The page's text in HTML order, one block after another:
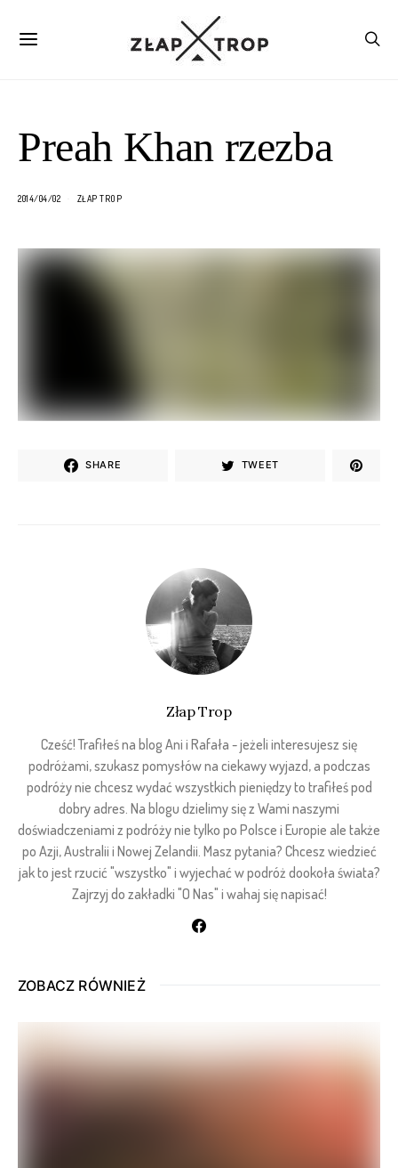
Preah Khan rzezba
2014/04/02 ZŁAP TROP
SHARE TWEET
Złap Trop
Cześć! Trafiłeś na blog Ani i Rafała - jeżeli interesujesz się
podróżami, szukasz pomysłów na ciekawy wyjazd, a podczas
podróży nie chcesz wydać wszystkich pieniędzy to trafiłeś pod
dobry adres. Na blogu dzielimy się z Wami naszymi
doświadczeniami z podróży nie tylko po Polsce i Europie ale także
po Azji, Australii i Nowej Zelandii. Masz pytania? Chcesz wiedzieć
jak to jest rzucić "wszystko" i wyjechać w podróż dookoła świata?
Zajrzyj do zakładki "O Nas" i wahaj się napisać!
ZOBACZ RÓWNIEŻ